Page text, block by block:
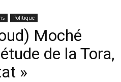
Politique
Moché
de la Tora,
»